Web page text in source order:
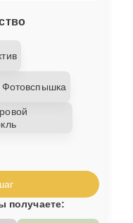
Фотовспышка
получаете: